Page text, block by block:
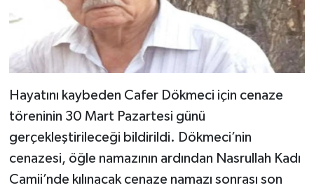
Hayatını kaybeden Cafer Dökmeci için cenaze
töreninin 30 Mart Pazartesi günü
gerçekleştirileceği bildirildi. Dökmeci’nin
cenazesi, öğle namazının ardından Nasrullah Kadı
Camii’nde kılınacak cenaze namazı sonrası son